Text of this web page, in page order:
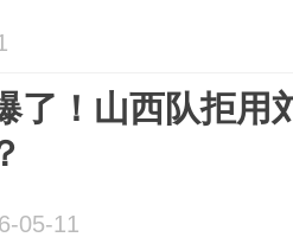
了！山西队拒用
05-11